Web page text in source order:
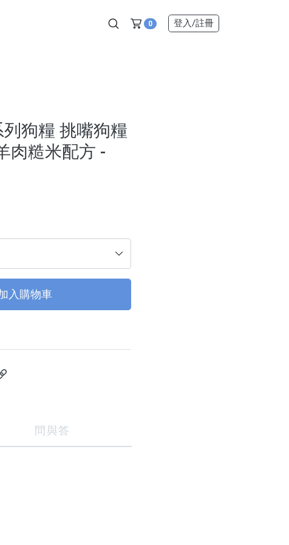
0 登入/註冊
列狗糧 挑嘴狗糧
肉糙米配方 -
入購物車
問與答